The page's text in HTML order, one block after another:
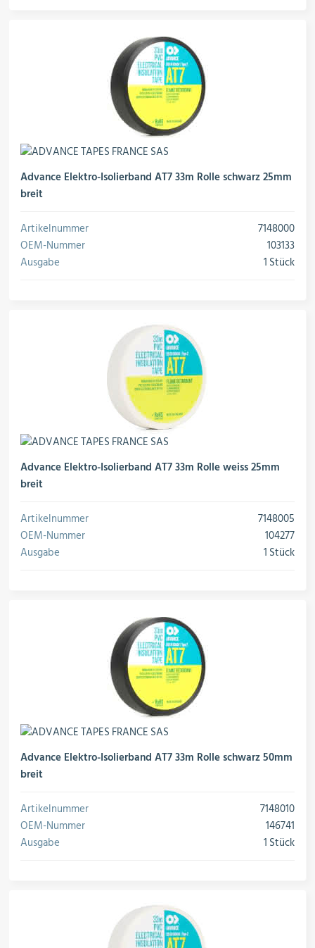
Advance Elektro-Isolierband AT7 33m Rolle schwarz 25mm
breit
Artikelnummer
7148000
OEM-Nummer
103133
Ausgabe
1 Stück
Advance Elektro-Isolierband AT7 33m Rolle weiss 25mm
breit
Artikelnummer
7148005
OEM-Nummer
104277
Ausgabe
1 Stück
Advance Elektro-Isolierband AT7 33m Rolle schwarz 50mm
breit
Artikelnummer
7148010
OEM-Nummer
146741
Ausgabe
1 Stück